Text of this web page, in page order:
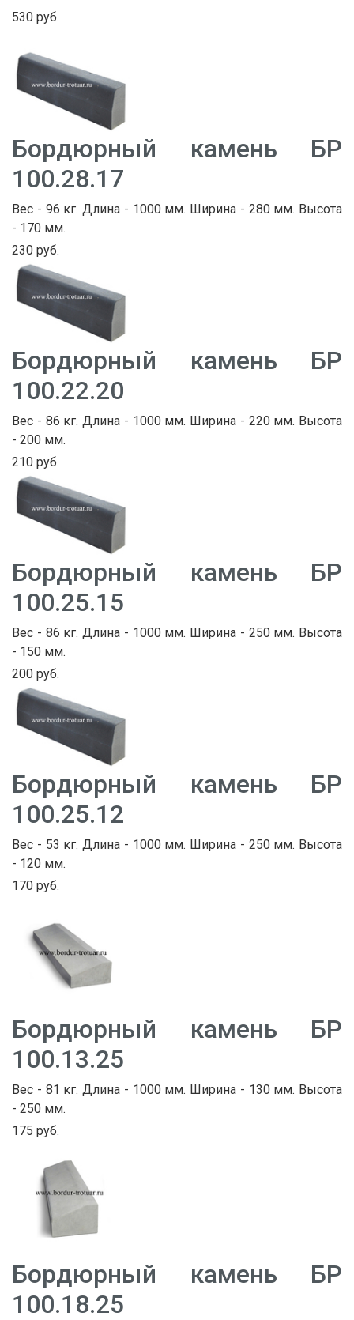
530 руб.
Бордюрный камень БР
100.28.17
Вес - 96 кг. Длина - 1000 мм. Ширина - 280 мм. Высота
- 170 мм.
230 руб.
Бордюрный камень БР
100.22.20
Вес - 86 кг. Длина - 1000 мм. Ширина - 220 мм. Высота
- 200 мм.
210 руб.
Бордюрный камень БР
100.25.15
Вес - 86 кг. Длина - 1000 мм. Ширина - 250 мм. Высота
- 150 мм.
200 руб.
Бордюрный камень БР
100.25.12
Вес - 53 кг. Длина - 1000 мм. Ширина - 250 мм. Высота
- 120 мм.
170 руб.
Бордюрный камень БР
100.13.25
Вес - 81 кг. Длина - 1000 мм. Ширина - 130 мм. Высота
- 250 мм.
175 руб.
Бордюрный камень БР
100.18.25